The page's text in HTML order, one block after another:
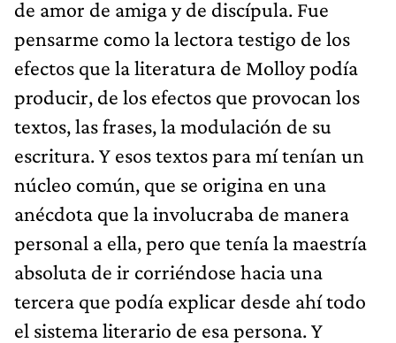
de amor de amiga y de discípula. Fue
pensarme como la lectora testigo de los
efectos que la literatura de Molloy podía
producir, de los efectos que provocan los
textos, las frases, la modulación de su
escritura. Y esos textos para mí tenían un
núcleo común, que se origina en una
anécdota que la involucraba de manera
personal a ella, pero que tenía la maestría
absoluta de ir corriéndose hacia una
tercera que podía explicar desde ahí todo
el sistema literario de esa persona. Y